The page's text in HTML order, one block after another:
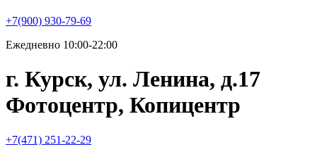
+7(900) 930-79-69
Ежедневно 10:00-22:00
г. Курск, ул. Ленина, д.17
Фотоцентр, Копицентр
+7(471) 251-22-29